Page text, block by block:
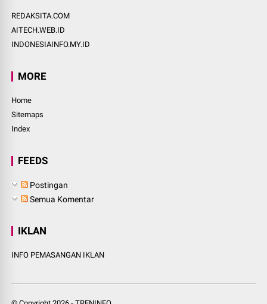
REDAKSITA.COM
AITECH.WEB.ID
INDONESIAINFO.MY.ID
MORE
Home
Sitemaps
Index
FEEDS
Postingan
Semua Komentar
IKLAN
INFO PEMASANGAN IKLAN